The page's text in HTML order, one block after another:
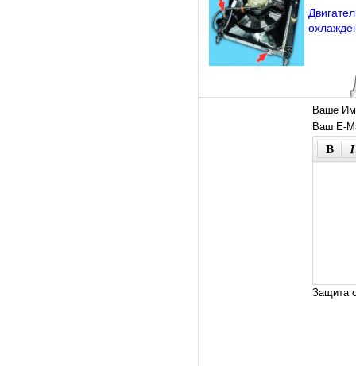
Ваше
Ваш E-
Защита